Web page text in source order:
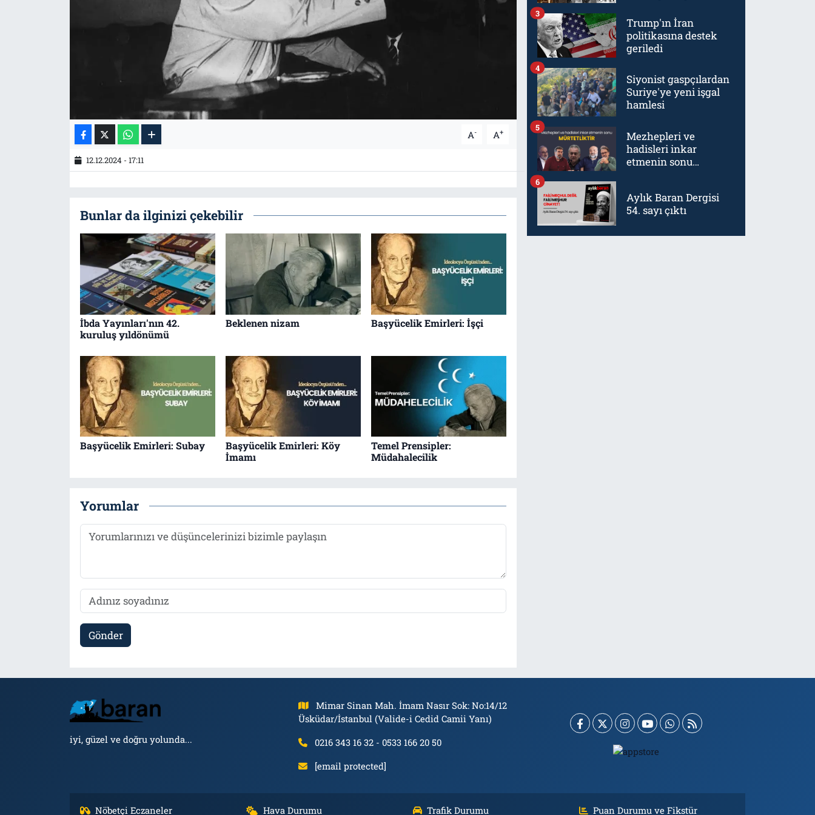
A- A+
12.12.2024 - 17:11
Bunlar da ilginizi çekebilir
İbda Yayınları'nın 42.
kuruluş yıldönümü
Beklenen nizam Başyücelik Emirleri: İşçi
Başyücelik Emirleri: Subay
Başyücelik Emirleri: Köy
İmamı
Temel Prensipler:
Müdahalecilik
Yorumlar
Gönder
Trump'ın İran
politikasına destek
geriledi
3
Siyonist gaspçılardan
Suriye'ye yeni işgal
hamlesi
4
Mezhepleri ve
hadisleri inkar
etmenin sonu
5
Aylık Baran Dergisi
54. sayı çıktı
6
iyi, güzel ve doğru yolunda...
Mimar Sinan Mah. İmam Nasır Sok: No:14/12
Üsküdar/İstanbul (Valide-i Cedid Camii Yanı)
0216 343 16 32 - 0533 166 20 50
[email protected]
Nöbetçi Eczaneler Hava Durumu Trafik Durumu Puan Durumu ve Fikstür